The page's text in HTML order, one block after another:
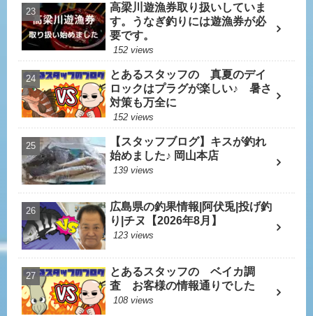
高梁川遊漁券取り扱いしていま
す。うなぎ釣りには遊漁券が必
要です。
152 views
とあるスタッフの 真夏のデイ
ロックはプラグが楽しい♪ 暑さ
対策も万全に
152 views
【スタッフブログ】キスが釣れ
始めました♪ 岡山本店
139 views
広島県の釣果情報|阿伏兎|投げ釣
り|チヌ【2026年8月】
123 views
とあるスタッフの ベイカ調
査 お客様の情報通りでした
108 views